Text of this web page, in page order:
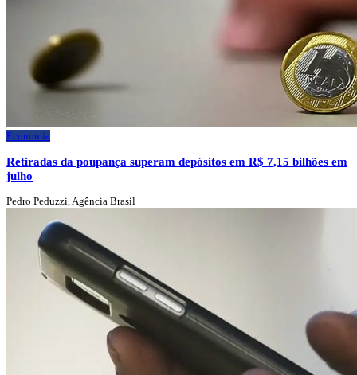
Economia
Retiradas da poupança superam depósitos em R$ 7,15 bilhões em
julho
Pedro Peduzzi, Agência Brasil